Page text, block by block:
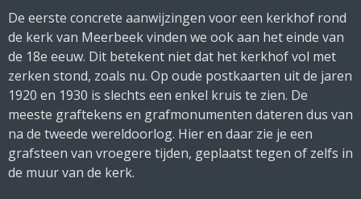
De eerste concrete aanwijzingen voor een kerkhof rond
de kerk van Meerbeek vinden we ook aan het einde van
de 18e eeuw. Dit betekent niet dat het kerkhof vol met
zerken stond, zoals nu. Op oude postkaarten uit de jaren
1920 en 1930 is slechts een enkel kruis te zien. De
meeste graftekens en grafmonumenten dateren dus van
na de tweede wereldoorlog. Hier en daar zie je een
grafsteen van vroegere tijden, geplaatst tegen of zelfs in
de muur van de kerk.